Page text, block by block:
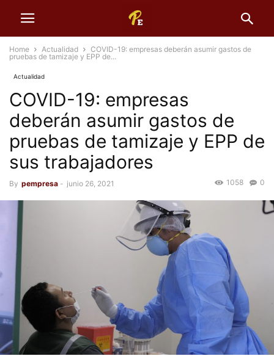
Home Actualidad
COVID-19: empresas deberán asumir gastos de
pruebas de tamizaje y EPP de...
Actualidad
COVID-19: empresas
deberán asumir gastos de
pruebas de tamizaje y EPP de
sus trabajadores
By pempresa - junio 26, 2021 0
1058